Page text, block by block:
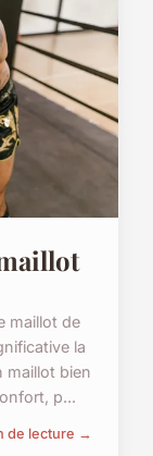
maillot de
la
maillot bien
p...
de lecture →